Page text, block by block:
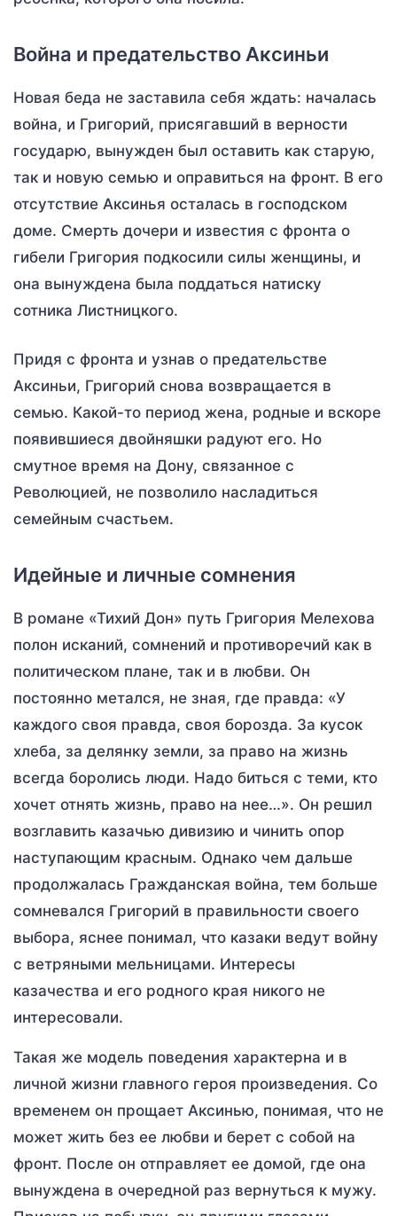
Война и предательство Аксиньи
Новая беда не заставила себя ждать: началась
война, и Григорий, присягавший в верности
государю, вынужден был оставить как старую,
так и новую семью и оправиться на фронт. В его
отсутствие Аксинья осталась в господском
доме. Смерть дочери и известия с фронта о
гибели Григория подкосили силы женщины, и
она вынуждена была поддаться натиску
сотника Листницкого.
Придя с фронта и узнав о предательстве
Аксиньи, Григорий снова возвращается в
семью. Какой-то период жена, родные и вскоре
появившиеся двойняшки радуют его. Но
смутное время на Дону, связанное с
Революцией, не позволило насладиться
семейным счастьем.
Идейные и личные сомнения
В романе «Тихий Дон» путь Григория Мелехова
полон исканий, сомнений и противоречий как в
политическом плане, так и в любви. Он
постоянно метался, не зная, где правда: «У
каждого своя правда, своя борозда. За кусок
хлеба, за делянку земли, за право на жизнь
всегда боролись люди. Надо биться с теми, кто
хочет отнять жизнь, право на нее…». Он решил
возглавить казачью дивизию и чинить опор
наступающим красным. Однако чем дальше
продолжалась Гражданская война, тем больше
сомневался Григорий в правильности своего
выбора, яснее понимал, что казаки ведут войну
с ветряными мельницами. Интересы
казачества и его родного края никого не
интересовали.
Такая же модель поведения характерна и в
личной жизни главного героя произведения. Со
временем он прощает Аксинью, понимая, что не
может жить без ее любви и берет с собой на
фронт. После он отправляет ее домой, где она
вынуждена в очередной раз вернуться к мужу.